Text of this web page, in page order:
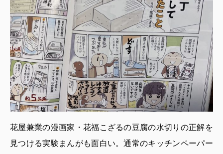
花屋兼業の漫画家・花福こざるの豆腐の水切りの正解を
見つける実験まんがも面白い。通常のキッチンペーパー